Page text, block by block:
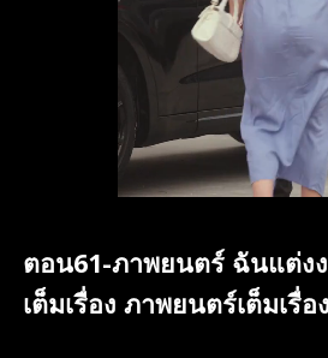
ตอน61-ภาพยนตร์ ฉันแต่ง
เต็มเรื่อง ภาพยนตร์เต็มเรื่อง